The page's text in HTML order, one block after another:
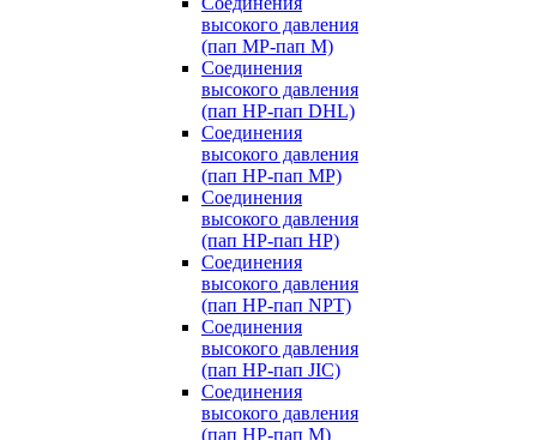
высокого давления
(пап MP-пап M)
Соединения
высокого давления
(пап HP-пап DHL)
Соединения
высокого давления
(пап HP-пап MP)
Соединения
высокого давления
(пап HP-пап HP)
Соединения
высокого давления
(пап HP-пап NPT)
Соединения
высокого давления
(пап HP-пап JIC)
Соединения
высокого давления
(пап HP-пап M)